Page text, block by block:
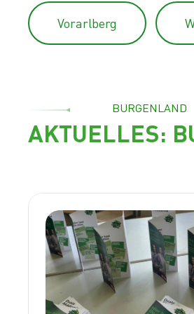
Vorarlberg
BURGENLAND
AKTUELLES: